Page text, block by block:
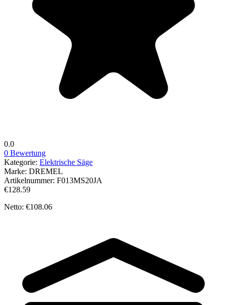
0.0
0 Bewertung
Kategorie: Elektrische Säge
Marke: DREMEL
Artikelnummer: F013MS20JA
€128.59
Netto: €108.06